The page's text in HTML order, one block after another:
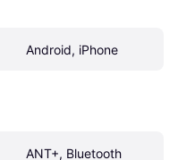
Android, iPhone
ANT+, Bluetooth